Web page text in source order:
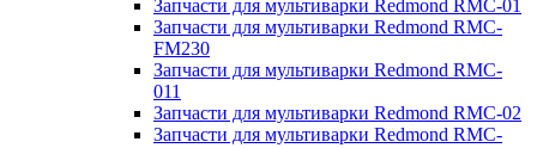
Запчасти для мультиварки Redmond RMC-01
Запчасти для мультиварки Redmond RMC-
FM230
Запчасти для мультиварки Redmond RMC-
011
Запчасти для мультиварки Redmond RMC-02
Запчасти для мультиварки Redmond RMC-